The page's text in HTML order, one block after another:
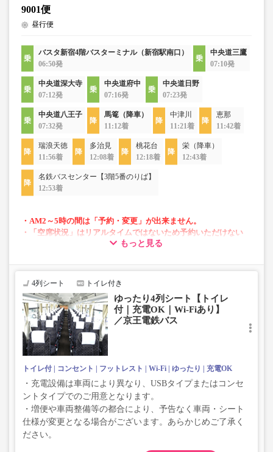
9001便
昼行便
バスタ新宿4階バスターミナル（新宿駅南口）
06:50発
中央道三鷹
07:10発
中央道深大寺
07:12発
中央道府中
07:16発
中央道日野
07:23発
中央道八王子
07:32発
馬篭（降車）
11:12着
中津川
11:21着
恵那
11:42着
瑞浪天徳
11:56着
多治見
12:08着
桃花台
12:18着
栄（降車）
12:43着
名鉄バスセンター【3階5番のりば】
12:53着
・AM2～5時の間は「予約・変更」が出来ません。
・「空席状況」はリアルタイムではないため予約いただけない
ご利用いただけます。車両運用上2席ひとりじめシートがない場
合もございます。
座席やシート設備が変更となる場合がございますので、あらか
じめご了承ください。
もっと見る
4列シート トイレ付き
ゆったり4列シート【トイレ
付｜充電OK｜Wi-Fiあり】
／京王電鉄バス
トイレ付 コンセント フットレスト Wi-Fi ゆったり 充電OK
・充電設備は車両により異なり、USBタイプまたはコンセ
ントタイプでのご用意となります。
・増便や車両整備等の都合により、予告なく車両・シート
仕様が変更となる場合がございます。あらかじめご了承く
ださい。